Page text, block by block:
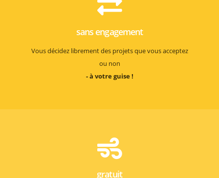
sans engagement
Vous décidez librement des projets que vous acceptez
ou non
- à votre guise !
gratuit